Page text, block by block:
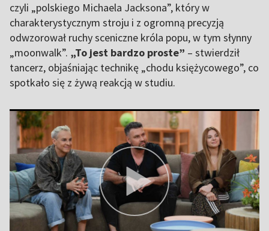
czyli „polskiego Michaela Jacksona”, który w
charakterystycznym stroju i z ogromną precyzją
odwzorował ruchy sceniczne króla popu, w tym słynny
„moonwalk”. „To jest bardzo proste” – stwierdził
tancerz, objaśniając technikę „chodu księżycowego”, co
spotkało się z żywą reakcją w studiu.